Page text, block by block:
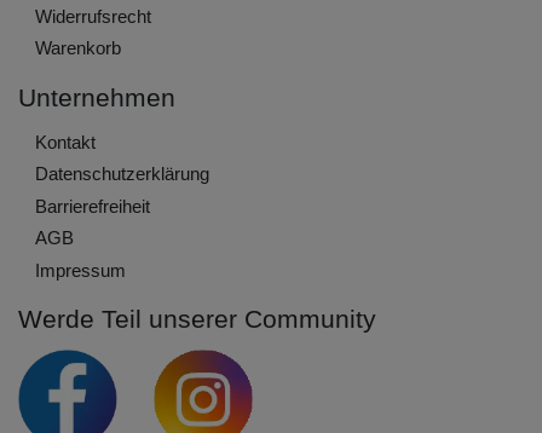
Widerrufs­recht
Warenkorb
Unternehmen
Kontakt
Daten­schutz­erklärung
Barrierefreiheit
AGB
Impressum
Werde Teil unserer Community